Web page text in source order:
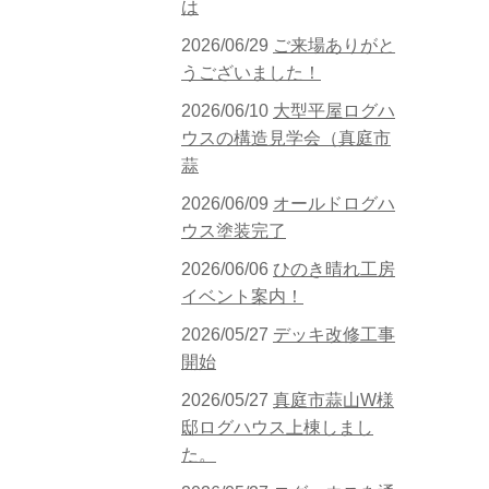
は
2026/06/29 ご来場ありがと
うございました！
2026/06/10 大型平屋ログハ
ウスの構造見学会（真庭市
蒜
2026/06/09 オールドログハ
ウス塗装完了
2026/06/06 ひのき晴れ工房
イベント案内！
2026/05/27 デッキ改修工事
開始
2026/05/27 真庭市蒜山W様
邸ログハウス上棟しまし
た。